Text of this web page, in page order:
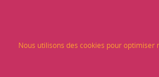
Nous utilisons des cookies pour optimiser